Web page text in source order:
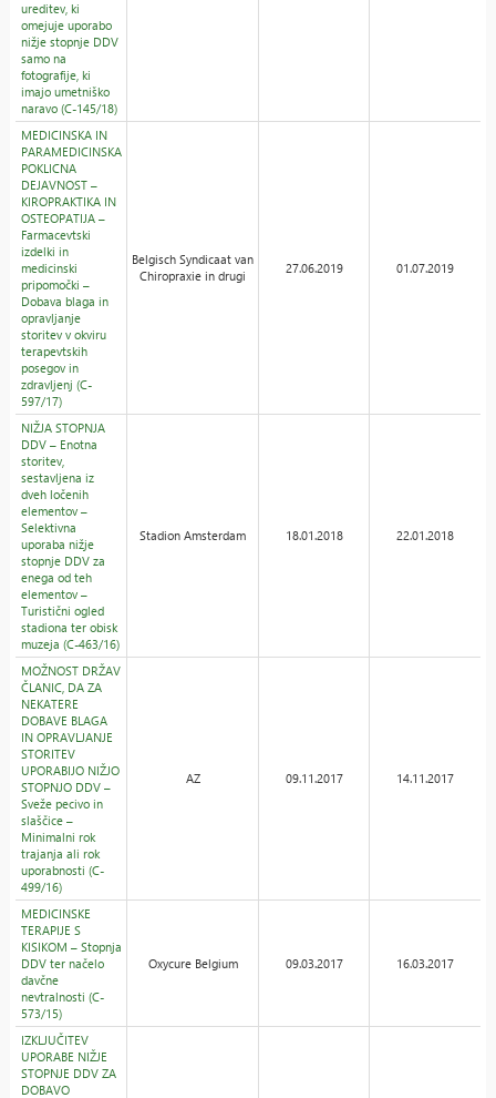
ureditev, ki
omejuje uporabo
nižje stopnje DDV
samo na
fotografije, ki
imajo umetniško
naravo (C-145/18)
MEDICINSKA IN
PARAMEDICINSKA
POKLICNA
DEJAVNOST –
KIROPRAKTIKA IN
OSTEOPATIJA –
Farmacevtski
izdelki in
medicinski
pripomočki –
Dobava blaga in
opravljanje
storitev v okviru
terapevtskih
posegov in
zdravljenj (C-
597/17)
Belgisch Syndicaat van
Chiropraxie in drugi
27.06.2019 01.07.2019
NIŽJA STOPNJA
DDV – Enotna
storitev,
sestavljena iz
dveh ločenih
elementov –
Selektivna
uporaba nižje
stopnje DDV za
enega od teh
elementov –
Turistični ogled
stadiona ter obisk
muzeja (C-463/16)
Stadion Amsterdam 18.01.2018 22.01.2018
MOŽNOST DRŽAV
ČLANIC, DA ZA
NEKATERE
DOBAVE BLAGA
IN OPRAVLJANJE
STORITEV
UPORABIJO NIŽJO
STOPNJO DDV –
Sveže pecivo in
slaščice –
Minimalni rok
trajanja ali rok
uporabnosti (C-
499/16)
AZ 09.11.2017 14.11.2017
MEDICINSKE
TERAPIJE S
KISIKOM – Stopnja
DDV ter načelo
davčne
nevtralnosti (C-
573/15)
Oxycure Belgium 09.03.2017 16.03.2017
IZKLJUČITEV
UPORABE NIŽJE
STOPNJE DDV ZA
DOBAVO